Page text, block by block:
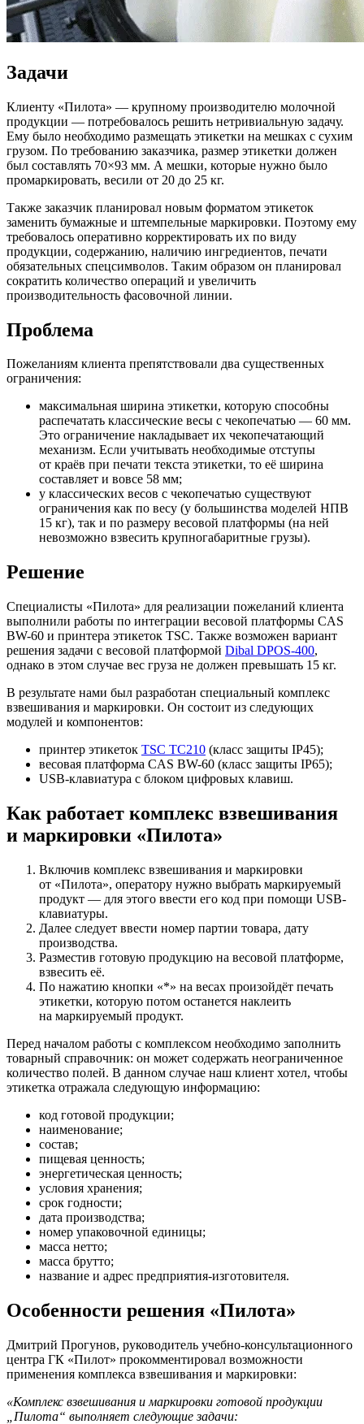
Задачи
Клиенту «Пилота» — крупному производителю молочной
продукции — потребовалось решить нетривиальную задачу.
Ему было необходимо размещать этикетки на мешках с сухим
грузом. По требованию заказчика, размер этикетки должен
был составлять 70×93 мм. А мешки, которые нужно было
промаркировать, весили от 20 до 25 кг.
Также заказчик планировал новым форматом этикеток
заменить бумажные и штемпельные маркировки. Поэтому ему
требовалось оперативно корректировать их по виду
продукции, содержанию, наличию ингредиентов, печати
обязательных спецсимволов. Таким образом он планировал
сократить количество операций и увеличить
производительность фасовочной линии.
Проблема
Пожеланиям клиента препятствовали два существенных
ограничения:
максимальная ширина этикетки, которую способны
распечатать классические весы с чекопечатью — 60 мм.
Это ограничение накладывает их чекопечатающий
механизм. Если учитывать необходимые отступы
от краёв при печати текста этикетки, то её ширина
составляет и вовсе 58 мм;
у классических весов с чекопечатью существуют
ограничения как по весу (у большинства моделей НПВ
15 кг), так и по размеру весовой платформы (на ней
невозможно взвесить крупногабаритные грузы).
Решение
Специалисты «Пилота» для реализации пожеланий клиента
выполнили работы по интеграции весовой платформы CAS
BW-60 и принтера этикеток TSC. Также возможен вариант
решения задачи с весовой платформой Dibal DPOS-400,
однако в этом случае вес груза не должен превышать 15 кг.
В результате нами был разработан специальный комплекс
взвешивания и маркировки. Он состоит из следующих
модулей и компонентов:
принтер этикеток TSC TC210 (класс защиты IP45);
весовая платформа CAS BW-60 (класс защиты IP65);
USB-клавиатура с блоком цифровых клавиш.
Как работает комплекс взвешивания
и маркировки «Пилота»
Включив комплекс взвешивания и маркировки
от «Пилота», оператору нужно выбрать маркируемый
продукт — для этого ввести его код при помощи USB-
клавиатуры.
Далее следует ввести номер партии товара, дату
производства.
Разместив готовую продукцию на весовой платформе,
взвесить её.
По нажатию кнопки «*» на весах произойдёт печать
этикетки, которую потом останется наклеить
на маркируемый продукт.
Перед началом работы с комплексом необходимо заполнить
товарный справочник: он может содержать неограниченное
количество полей. В данном случае наш клиент хотел, чтобы
этикетка отражала следующую информацию:
код готовой продукции;
наименование;
состав;
пищевая ценность;
энергетическая ценность;
условия хранения;
срок годности;
дата производства;
номер упаковочной единицы;
масса нетто;
масса брутто;
название и адрес предприятия-изготовителя.
Особенности решения «Пилота»
Дмитрий Прогунов, руководитель учебно-консультационного
центра ГК «Пилот» прокомментировал возможности
применения комплекса взвешивания и маркировки:
«Комплекс взвешивания и маркировки готовой продукции
„Пилота“ выполняет следующие задачи: